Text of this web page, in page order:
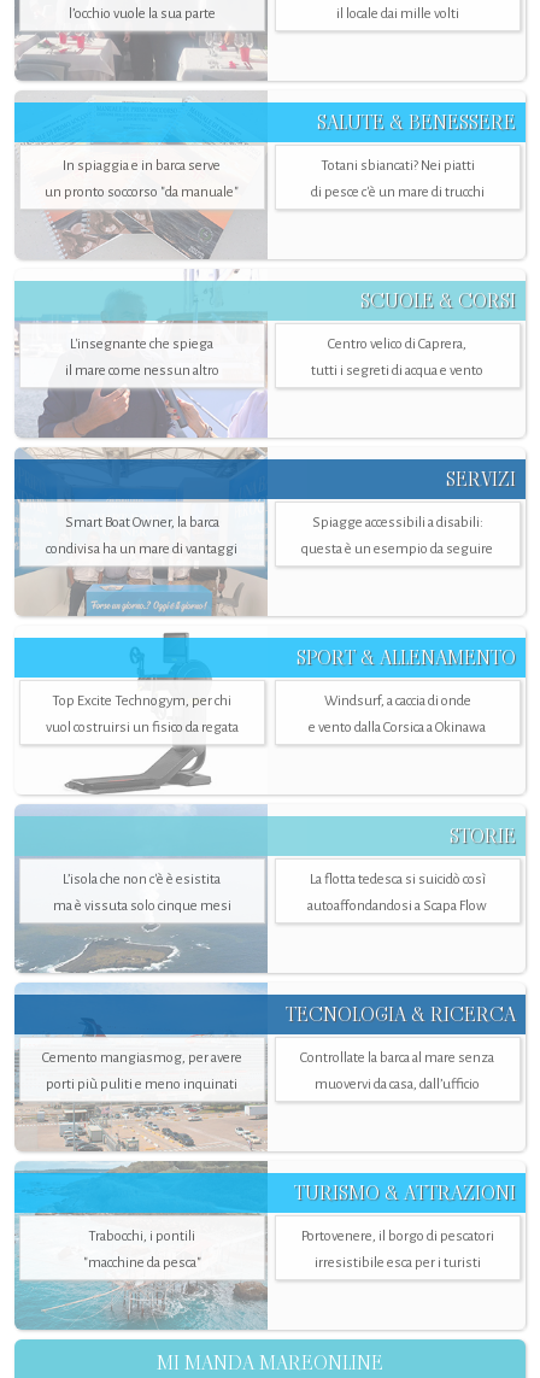
l’occhio vuole la sua parte il locale dai mille volti
SALUTE & BENESSERE
In spiaggia e in barca serve
un pronto soccorso "da manuale"
Totani sbiancati? Nei piatti
di pesce c'è un mare di trucchi
SCUOLE & CORSI
L'insegnante che spiega
il mare come nessun altro
Centro velico di Caprera,
tutti i segreti di acqua e vento
SERVIZI
Smart Boat Owner, la barca
condivisa ha un mare di vantaggi
Spiagge accessibili a disabili:
questa è un esempio da seguire
SPORT & ALLENAMENTO
Top Excite Technogym, per chi
vuol costruirsi un fisico da regata
Windsurf, a caccia di onde
e vento dalla Corsica a Okinawa
STORIE
L’isola che non c'è è esistita
ma è vissuta solo cinque mesi
La flotta tedesca si suicidò così
autoaffondandosi a Scapa Flow
TECNOLOGIA & RICERCA
Cemento mangiasmog, per avere
porti più puliti e meno inquinati
Controllate la barca al mare senza
muovervi da casa, dall’ufficio
TURISMO & ATTRAZIONI
Trabocchi, i pontili
"macchine da pesca"
Portovenere, il borgo di pescatori
irresistibile esca per i turisti
MI MANDA MAREONLINE